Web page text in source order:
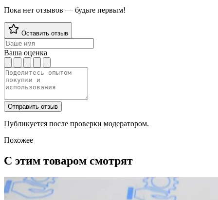
Пока нет отзывов — будьте первым!
Оставить отзыв
Ваша оценка
Отправить отзыв
Публикуется после проверки модератором.
Похожее
С этим товаром смотрят